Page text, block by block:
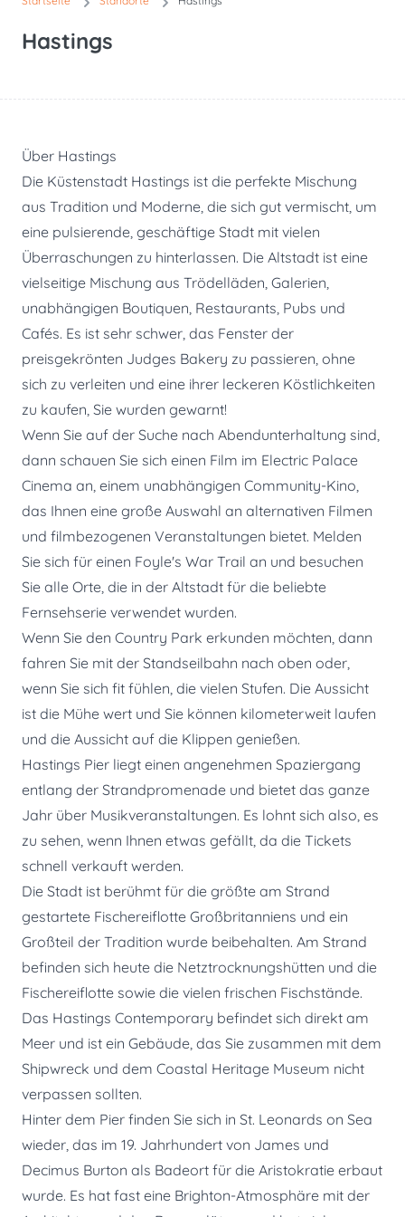
Hastings
Über Hastings
Die Küstenstadt Hastings ist die perfekte Mischung
aus Tradition und Moderne, die sich gut vermischt, um
eine pulsierende, geschäftige Stadt mit vielen
Überraschungen zu hinterlassen. Die Altstadt ist eine
vielseitige Mischung aus Trödelläden, Galerien,
unabhängigen Boutiquen, Restaurants, Pubs und
Cafés. Es ist sehr schwer, das Fenster der
preisgekrönten Judges Bakery zu passieren, ohne
sich zu verleiten und eine ihrer leckeren Köstlichkeiten
zu kaufen, Sie wurden gewarnt!
Wenn Sie auf der Suche nach Abendunterhaltung sind,
dann schauen Sie sich einen Film im Electric Palace
Cinema an, einem unabhängigen Community-Kino,
das Ihnen eine große Auswahl an alternativen Filmen
und filmbezogenen Veranstaltungen bietet. Melden
Sie sich für einen Foyle's War Trail an und besuchen
Sie alle Orte, die in der Altstadt für die beliebte
Fernsehserie verwendet wurden.
Wenn Sie den Country Park erkunden möchten, dann
fahren Sie mit der Standseilbahn nach oben oder,
wenn Sie sich fit fühlen, die vielen Stufen. Die Aussicht
ist die Mühe wert und Sie können kilometerweit laufen
und die Aussicht auf die Klippen genießen.
Hastings Pier liegt einen angenehmen Spaziergang
entlang der Strandpromenade und bietet das ganze
Jahr über Musikveranstaltungen. Es lohnt sich also, es
zu sehen, wenn Ihnen etwas gefällt, da die Tickets
schnell verkauft werden.
Die Stadt ist berühmt für die größte am Strand
gestartete Fischereiflotte Großbritanniens und ein
Großteil der Tradition wurde beibehalten. Am Strand
befinden sich heute die Netztrocknungshütten und die
Fischereiflotte sowie die vielen frischen Fischstände.
Das Hastings Contemporary befindet sich direkt am
Meer und ist ein Gebäude, das Sie zusammen mit dem
Shipwreck und dem Coastal Heritage Museum nicht
verpassen sollten.
Hinter dem Pier finden Sie sich in St. Leonards on Sea
wieder, das im 19. Jahrhundert von James und
Decimus Burton als Badeort für die Aristokratie erbaut
wurde. Es hat fast eine Brighton-Atmosphäre mit der